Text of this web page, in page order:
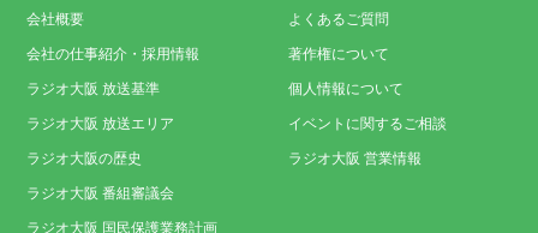
会社概要
会社の仕事紹介・採用情報
ラジオ大阪 放送基準
ラジオ大阪 放送エリア
ラジオ大阪の歴史
ラジオ大阪 番組審議会
ラジオ大阪 国民保護業務計画
よくあるご質問
著作権について
個人情報について
イベントに関するご相談
ラジオ大阪 営業情報